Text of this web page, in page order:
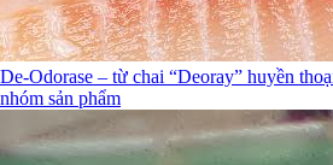
De-Odorase – từ chai “Deoray” huyền
nhóm sản phẩm